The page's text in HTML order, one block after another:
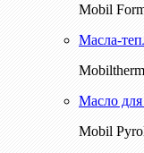
Mobil
Масла-
Mobiltherm
Масло
Mobil